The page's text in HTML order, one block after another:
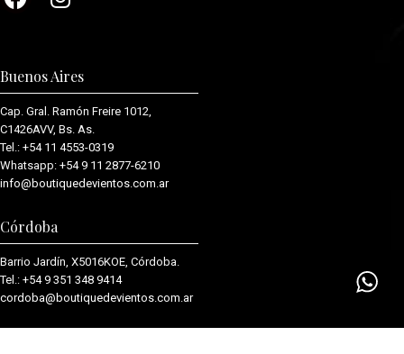
Buenos Aires
Cap. Gral. Ramón Freire 1012,
C1426AVV, Bs. As.
Tel.: +54 11 4553-0319
Whatsapp: +54 9 11 2877-6210
info@boutiquedevientos.com.ar
Córdoba
Barrio Jardín, X5016KOE, Córdoba.
Tel.: +54 9 351 348 9414
cordoba@boutiquedevientos.com. ar